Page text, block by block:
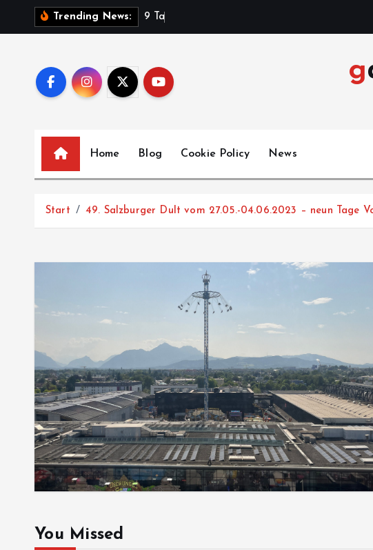
Trending News: 9 a
Home Blog Cookie Policy News
Start 49. Salzburger Dult vom 27.05.-04.06.2023 – neun Tage
You Missed